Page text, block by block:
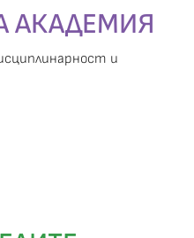
АКАДЕМИЯ
и